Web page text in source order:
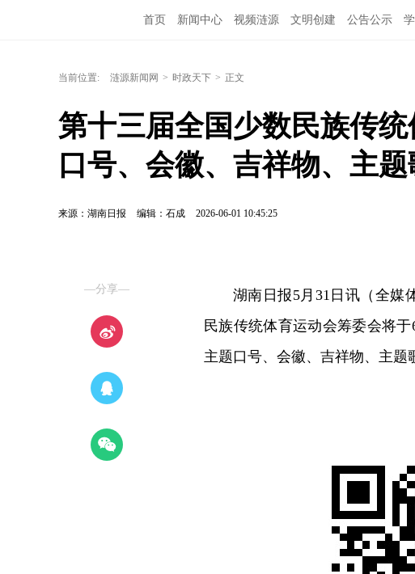
首页 新闻中心 视频涟源 文明创建 公告公示
当前位置: 涟源新闻网 > 时政天下 > 正文
第十三届全国少数民族传
口号、会徽、吉祥物、主
来源：湖南日报 编辑：石成 2026-06-01 10:45:25
—分享—
湖南日报5月31日讯（全媒
民族传统体育运动会筹委会将
主题口号、会徽、吉祥物、主